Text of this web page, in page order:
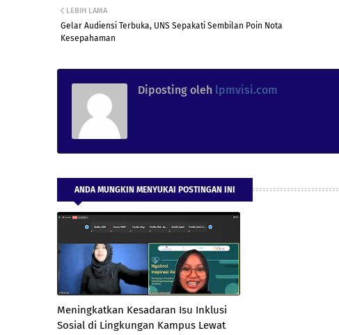
LEBIH LAMA
Gelar Audiensi Terbuka, UNS Sepakati Sembilan Poin Nota
Kesepahaman
Diposting oleh lpmvisi.com
ANDA MUNGKIN MENYUKAI POSTINGAN INI
Meningkatkan Kesadaran Isu Inklusi
Sosial di Lingkungan Kampus Lewat